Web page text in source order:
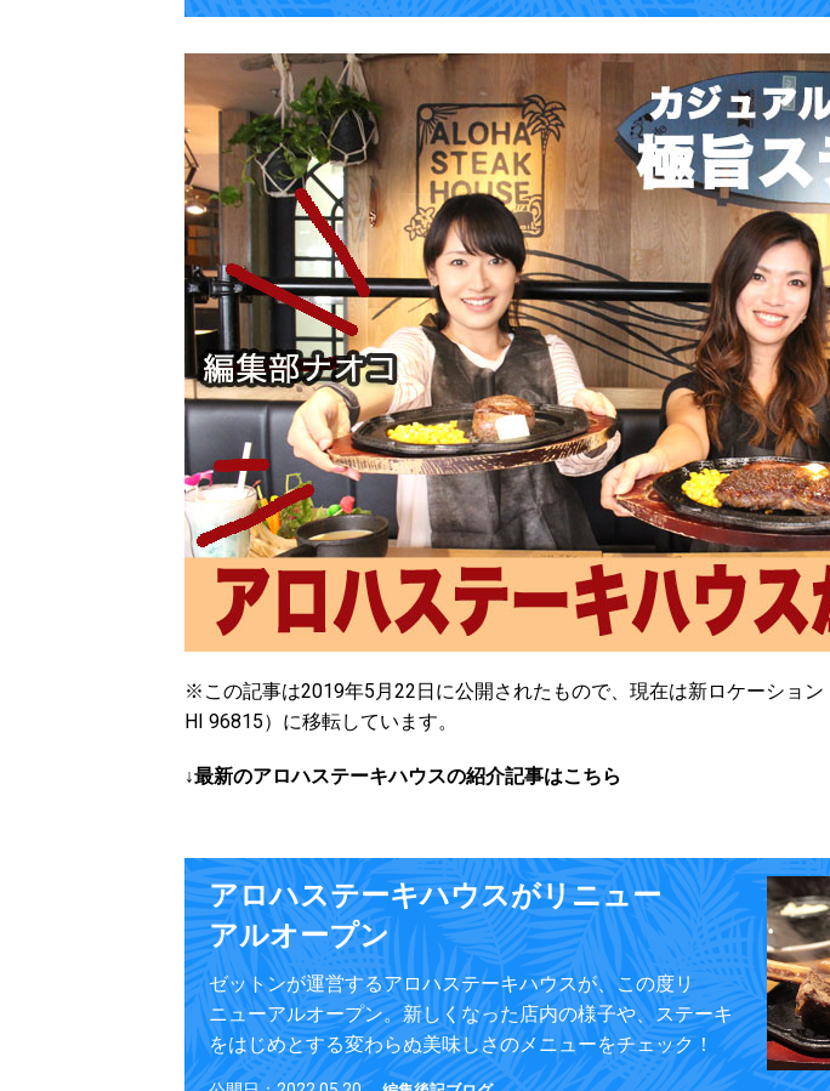
※この記事は2019年5月22日に公開されたもので、現在は新ロケーション
HI 96815）に移転しています。
↓最新のアロハステーキハウスの紹介記事はこちら
アロハステーキハウスがリニュー
アルオープン
ゼットンが運営するアロハステーキハウスが、この度リ
ニューアルオープン。新しくなった店内の様子や、ステーキ
をはじめとする変わらぬ美味しさのメニューをチェック！